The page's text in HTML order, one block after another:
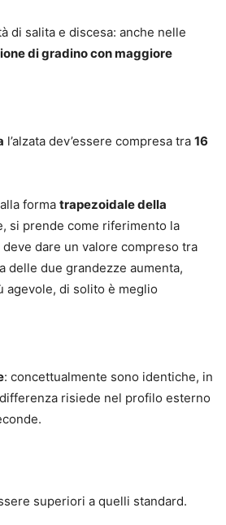
di salita e discesa: anche nelle
di gradino con maggiore
l’alzata dev’essere compresa tra 16
forma trapezoidale della
si prende come riferimento la
deve dare un valore compreso tra
delle due grandezze aumenta,
agevole, di solito è meglio
: concettualmente sono identiche, in
risiede nel profilo esterno
superiori a quelli standard.